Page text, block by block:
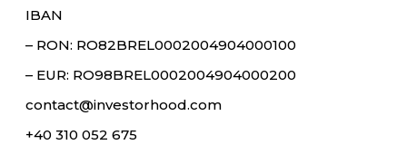
IBAN
– RON: RO82BREL0002004904000100
– EUR: RO98BREL0002004904000200
contact@investorhood.com
+40 310 052 675